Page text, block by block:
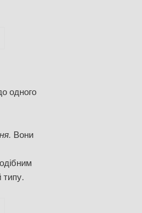
одного
Вони
типу.